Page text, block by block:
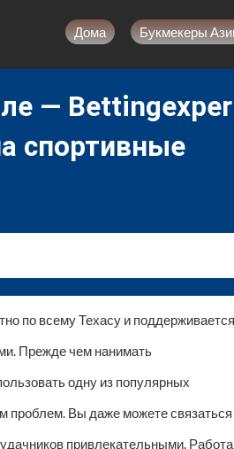
Дома Букмекеры
—
спортивные
по всему Техасу и поддерживается
Прежде чем нанимать
одну из популярных
проблем. Вы даже можете связаться
привлекательными. Работа